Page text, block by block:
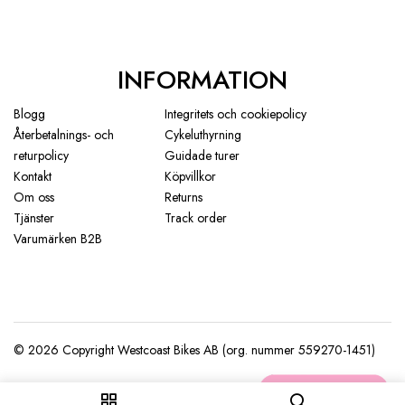
INFORMATION
Blogg
Integritets och cookiepolicy
Återbetalnings- och
returpolicy
Cykeluthyrning
Guidade turer
Kontakt
Köpvillkor
Om oss
Returns
Tjänster
Track order
Varumärken B2B